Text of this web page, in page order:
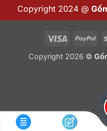
Copyright 2024 @
Visa
Copyright 2026 ©